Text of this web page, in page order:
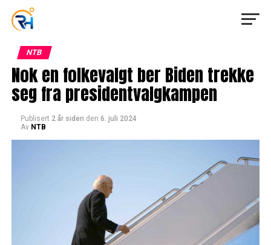
NTB
Nok en folkevalgt ber Biden trekke
seg fra presidentvalgkampen
Publisert 2 år siden den 6. juli 2024
Av NTB